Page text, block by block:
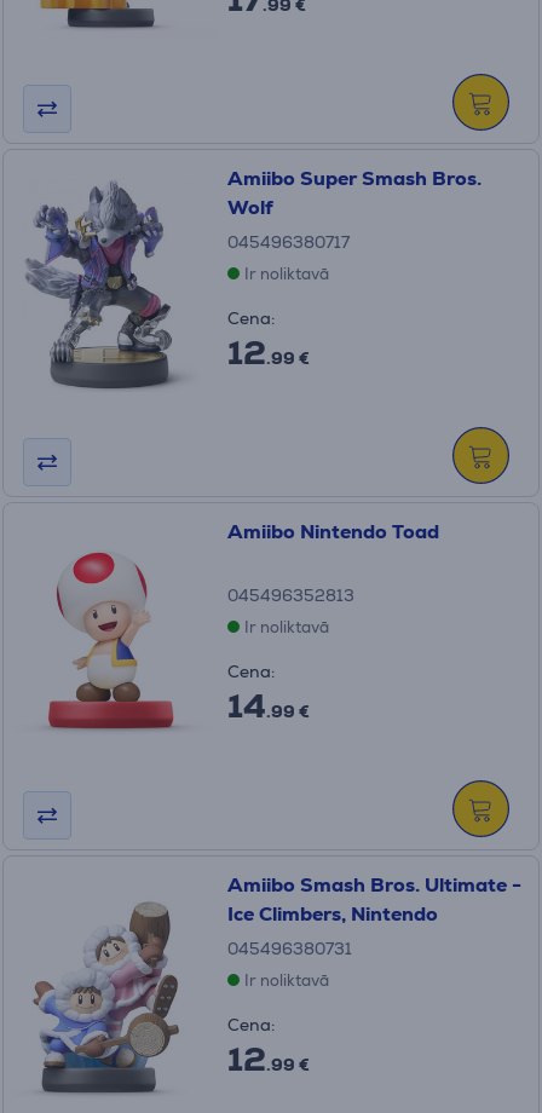
.99 €
Amiibo Super Smash Bros.
Wolf
045496380717
Ir noliktavā
Cena:
12.99 €
Amiibo Nintendo Toad
045496352813
Ir noliktavā
Cena:
14.99 €
Amiibo Smash Bros. Ultimate -
Ice Climbers, Nintendo
045496380731
Ir noliktavā
Cena:
12.99 €